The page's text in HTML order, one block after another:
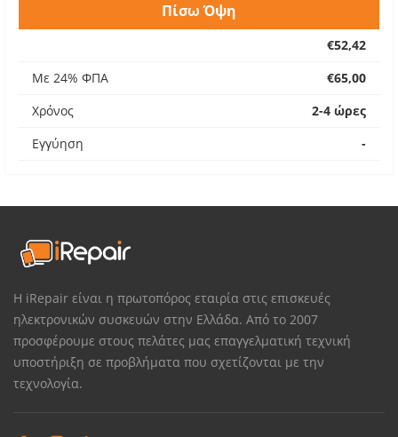
Πίσω Όψη
€52,42
Με 24% ΦΠΑ
€65,00
Χρόνος
2-4 ώρες
Εγγύηση
-
Η iRepair είναι η πρωτοπόρος εταιρία στις επισκευές
ηλεκτρονικών συσκευών στην Ελλάδα. Από το 2007
προσφέρουμε στους πελάτες μας επαγγελματική τεχνική
υποστήριξη σε προβλήματα που σχετίζονται με την
τεχνολογία.